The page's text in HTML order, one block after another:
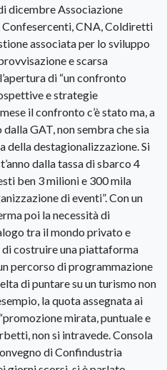
dicembre Associazione
CNA, Coldiretti
associata per lo sviluppo
e scarsa
di “un confronto
e strategie
il confronto c’è stato ma, a
GAT, non sembra che sia
della destagionalizzazione. Si
dalla tassa di sbarco 4
ben 3 milioni e 300 mila
di eventi”. Con un
poi la necessità di
tra il mondo privato e
costruire una piattaforma
percorso di programmazione
di puntare su un turismo non
la quota assegnata ai
mirata, puntuale e
non si intravede. Consola
di Confindustria